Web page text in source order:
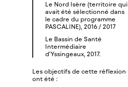
Le Nord Isère (territoire qui
avait été sélectionné dans
le cadre du programme
PASCALINE), 2016 / 2017
Le Bassin de Santé
Intermédiaire
d’Yssingeaux, 2017.
Les objectifs de cette réflexion
ont été :